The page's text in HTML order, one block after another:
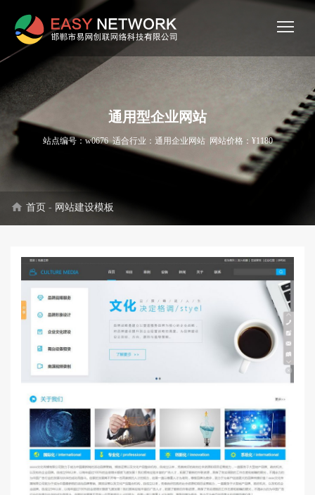
通用型企业网站
站点编号：w0676 适合行业：通用企业网站 网站价格：¥1180
home 首页 - 网站建设模板